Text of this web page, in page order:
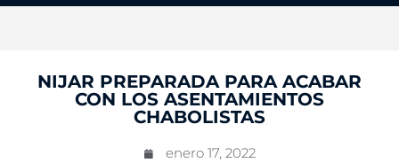
NIJAR PREPARADA PARA ACABAR
CON LOS ASENTAMIENTOS
CHABOLISTAS
enero 17, 2022